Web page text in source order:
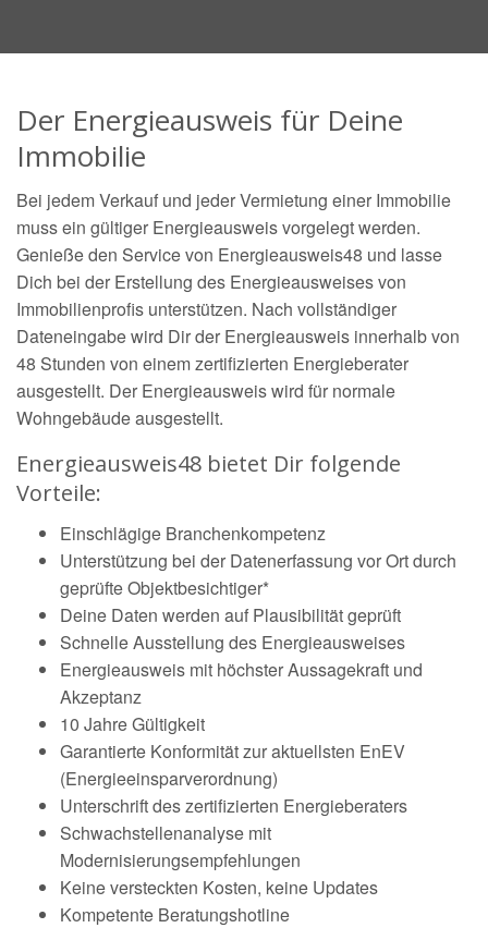
Der Energieausweis für Deine
Immobilie
Bei jedem Verkauf und jeder Vermietung einer Immobilie
muss ein gültiger Energieausweis vorgelegt werden.
Genieße den Service von Energieausweis48 und lasse
Dich bei der Erstellung des Energieausweises von
Immobilienprofis unterstützen. Nach vollständiger
Dateneingabe wird Dir der Energieausweis innerhalb von
48 Stunden von einem zertifizierten Energieberater
ausgestellt. Der Energieausweis wird für normale
Wohngebäude ausgestellt.
Energieausweis48 bietet Dir folgende
Vorteile:
Einschlägige Branchenkompetenz
Unterstützung bei der Datenerfassung vor Ort durch
geprüfte Objektbesichtiger*
Deine Daten werden auf Plausibilität geprüft
Schnelle Ausstellung des Energieausweises
Energieausweis mit höchster Aussagekraft und
Akzeptanz
10 Jahre Gültigkeit
Garantierte Konformität zur aktuellsten EnEV
(Energieeinsparverordnung)
Unterschrift des zertifizierten Energieberaters
Schwachstellenanalyse mit
Modernisierungsempfehlungen
Keine versteckten Kosten, keine Updates
Kompetente Beratungshotline